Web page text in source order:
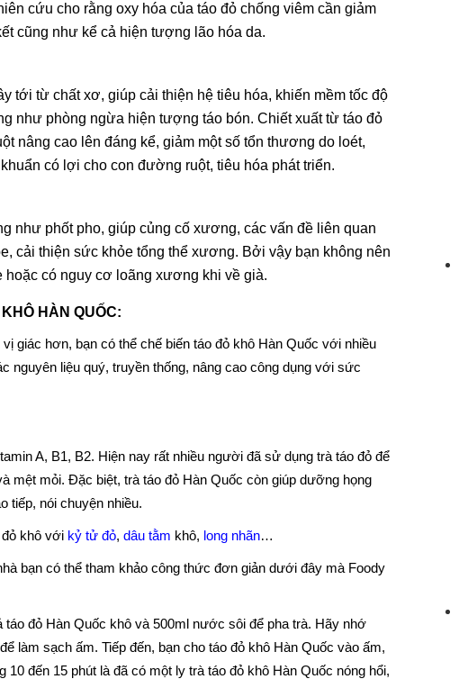
cứu cho rằng oxy hóa của táo đỏ chống viêm cần giảm
cũng như kể cả hiện tượng lão hóa da.
tới từ chất xơ, giúp cải thiện hệ tiêu hóa, khiến mềm tốc độ
như phòng ngừa hiện tượng táo bón. Chiết xuất từ táo đỏ
nâng cao lên đáng kể, giảm một số tổn thương do loét,
có lợi cho con đường ruột, tiêu hóa phát triển.
như phốt pho, giúp củng cố xương, các vấn đề liên quan
cải thiện sức khỏe tổng thể xương. Bởi vậy bạn không nên
hoặc có nguy cơ loãng xương khi về già.
HÀN QUỐC:
giác hơn, bạn có thể chế biến táo đỏ khô Hàn Quốc với nhiều
nguyên liệu quý, truyền thống, nâng cao công dụng với sức
A, B1, B2. Hiện nay rất nhiều người đã sử dụng trà táo đỏ để
mệt mỏi. Đặc biệt, trà táo đỏ Hàn Quốc còn giúp dưỡng họng
tiếp, nói chuyện nhiều.
đỏ khô với kỷ tử đỏ, dâu tằm khô, long nhãn…
bạn có thể tham khảo công thức đơn giản dưới đây mà Foody
táo đỏ Hàn Quốc khô và 500ml nước sôi để pha trà. Hãy nhớ
làm sạch ấm. Tiếp đến, bạn cho táo đỏ khô Hàn Quốc vào ấm,
đến 15 phút là đã có một ly trà táo đỏ khô Hàn Quốc nóng hổi,